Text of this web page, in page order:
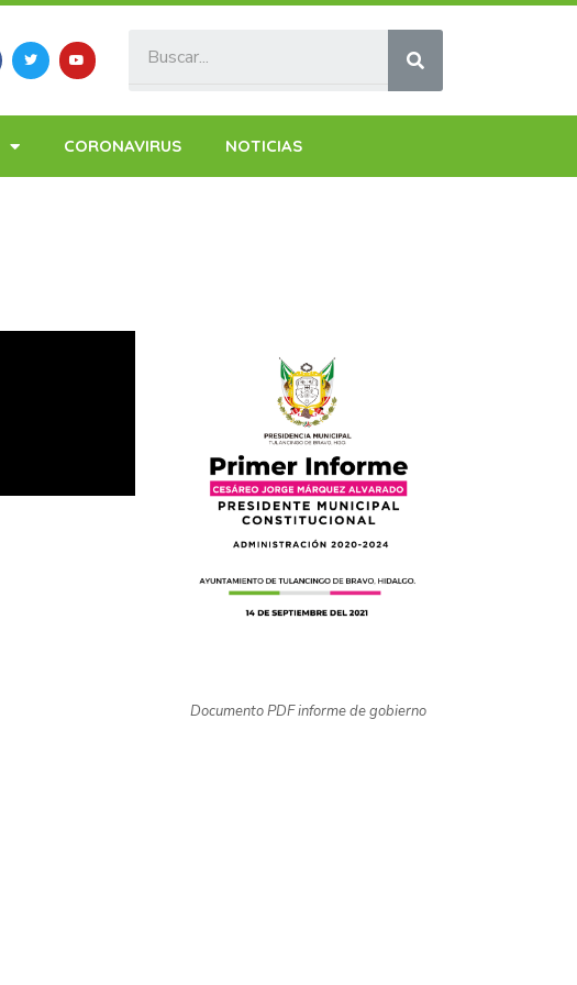
CORONAVIRUS NOTICIAS
Documento PDF informe de gobierno